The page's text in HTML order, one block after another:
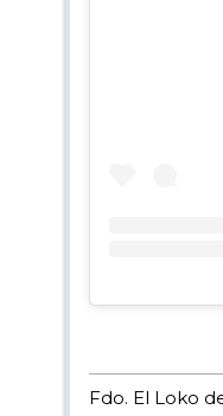
Fdo. El Loko